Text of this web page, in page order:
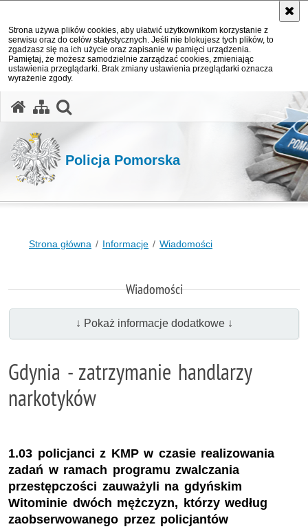
Strona używa plików cookies, aby ułatwić użytkownikom korzystanie z
serwisu oraz do celów statystycznych. Jeśli nie blokujesz tych plików, to
zgadzasz się na ich użycie oraz zapisanie w pamięci urządzenia.
Pamiętaj, że możesz samodzielnie zarządzać cookies, zmieniając
ustawienia przeglądarki. Brak zmiany ustawienia przeglądarki oznacza
wyrażenie zgody.
Policja Pomorska
Strona główna Informacje Wiadomości
Wiadomości
↓ Pokaż informacje dodatkowe ↓
Gdynia - zatrzymanie handlarzy
narkotyków
1.03 policjanci z KMP w czasie realizowania
zadań w ramach programu zwalczania
przestępczości zauważyli na gdyńskim
Witominie dwóch mężczyzn, którzy według
zaobserwowanego przez policjantów